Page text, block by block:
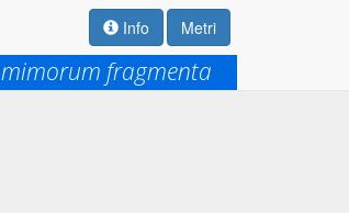
Info Metri
mimorum fragmenta